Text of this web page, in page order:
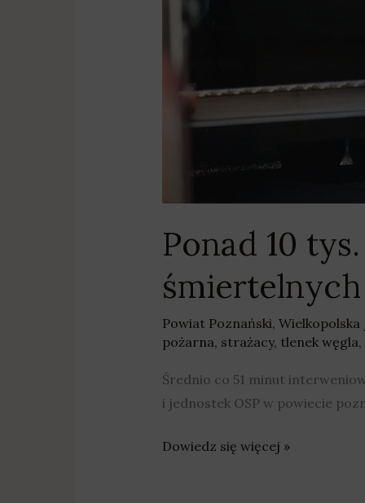
Ponad 10
Powiat Poznański, Wielkopolska
pożarna, strażacy, tlenek węgla,
Średnio co 51 minut
i jednostek OSP w powiecie
Dowiedz się więcej »